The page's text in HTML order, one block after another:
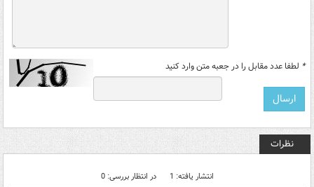
* لطفا عدد مقابل را در جعبه متن وارد کنید
نظرات
انتشار یافته: 1 در انتظار بررسی: 0